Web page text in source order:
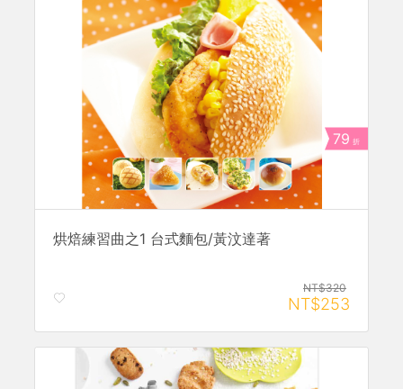
79 折
烘焙練習曲之1 台式麵包/黃汶達著
NT$320
NT$253